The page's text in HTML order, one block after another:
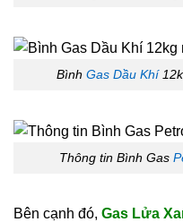
Bình Gas Dầu Khí
Thông tin Bình Gas
Bên cạnh đó, Gas Lửa